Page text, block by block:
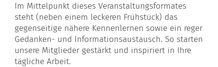
Im Mittelpunkt dieses Veranstaltungsformates
steht (neben einem leckeren Frühstück) das
gegenseitige nähere Kennenlernen sowie ein reger
Gedanken- und Informationsaustausch. So starten
unsere Mitglieder gestärkt und inspiriert in Ihre
tägliche Arbeit.